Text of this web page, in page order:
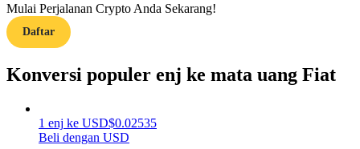
Pelajari cara untuk tetap menghasilkan keuntungan
Mulai Perjalanan Crypto Anda Sekarang!
Daftar
Konversi populer enj ke mata uang Fiat
1 enj ke USD$0.02535
Beli dengan USD